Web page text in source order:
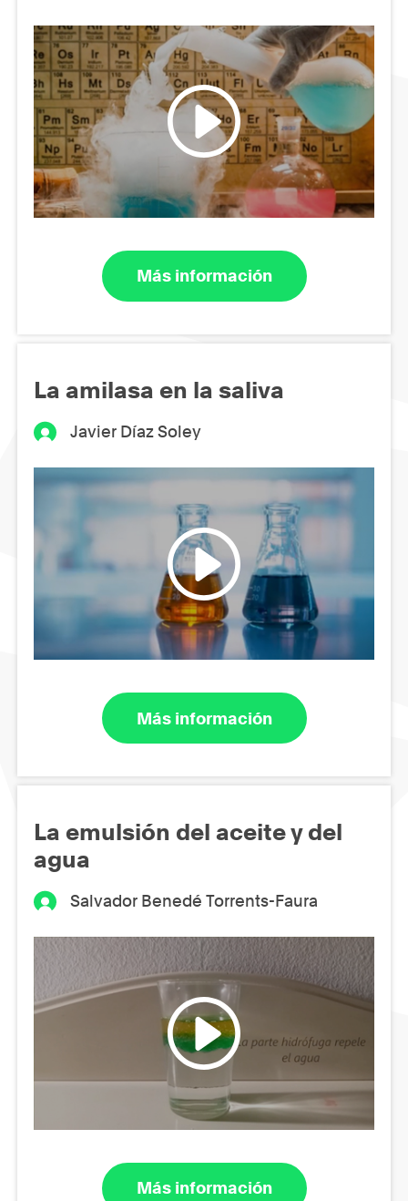
Más información
La amilasa en la saliva
Javier Díaz Soley
Más información
La emulsión del aceite y del
agua
Salvador Benedé Torrents-Faura
Más información